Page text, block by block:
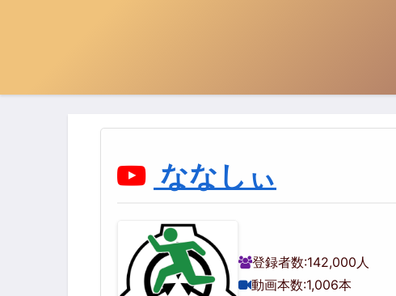
ななしぃ
登録者数:142,000人
動画本数:1,006本